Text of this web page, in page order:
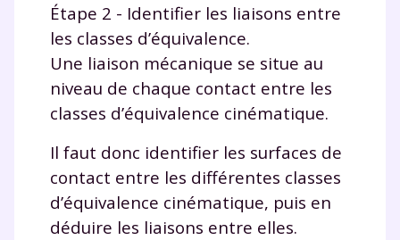
Étape 2 - Identifier les liaisons entre
les classes d’équivalence.
Une liaison mécanique se situe au
niveau de chaque contact entre les
classes d’équivalence cinématique.
Il faut donc identifier les surfaces de
contact entre les différentes classes
d’équivalence cinématique, puis en
déduire les liaisons entre elles.